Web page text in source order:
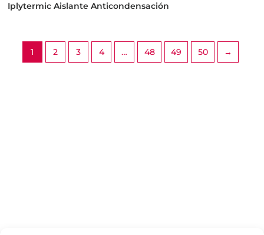
Iplytermic Aislante Anticondensación
1 2 3 4 … 48 49 50 →